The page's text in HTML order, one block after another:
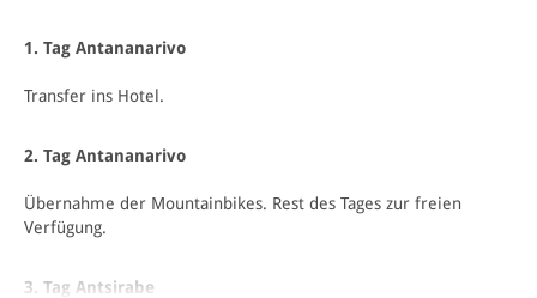
1. Tag Antananarivo
Transfer ins Hotel.
2. Tag Antananarivo
Übernahme der Mountainbikes. Rest des Tages zur freien
Verfügung.
3. Tag Antsirabe